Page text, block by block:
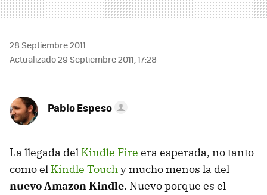
28 Septiembre 2011
Actualizado 29 Septiembre 2011, 17:28
Pablo Espeso
La llegada del Kindle Fire era esperada, no tanto
como el Kindle Touchy mucho menos la del
nuevo Amazon Kindle. Nuevo porque es el